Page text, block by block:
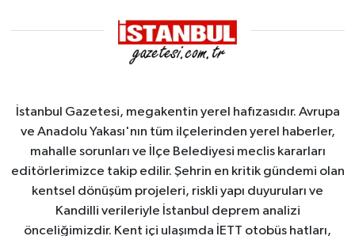
İstanbul Gazetesi, megakentin yerel hafızasıdır. Avrupa
ve Anadolu Yakası'nın tüm ilçelerinden yerel haberler,
mahalle sorunları ve İlçe Belediyesi meclis kararları
editörlerimizce takip edilir. Şehrin en kritik gündemi olan
kentsel dönüşüm projeleri, riskli yapı duyuruları ve
Kandilli verileriyle İstanbul deprem analizi
önceliğimizdir. Kent içi ulaşımda İETT otobüs hatları,